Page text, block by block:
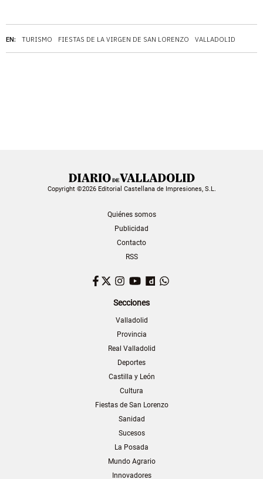
EN: TURISMO FIESTAS DE LA VIRGEN DE SAN LORENZO VALLADOLID
Copyright ©2026 Editorial Castellana de Impresiones, S.L.
Quiénes somos
Publicidad
Contacto
RSS
Facebook
TwitterInstagram
YouTubeDailymotion
Secciones
Valladolid
Provincia
Real Valladolid
Deportes
Castilla y León
Cultura
Fiestas de San Lorenzo
Sanidad
Sucesos
La Posada
Mundo Agrario
Innovadores